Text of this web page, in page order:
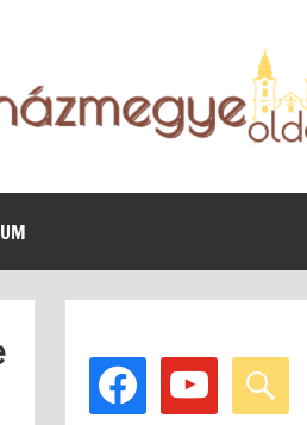
facebook youtube search